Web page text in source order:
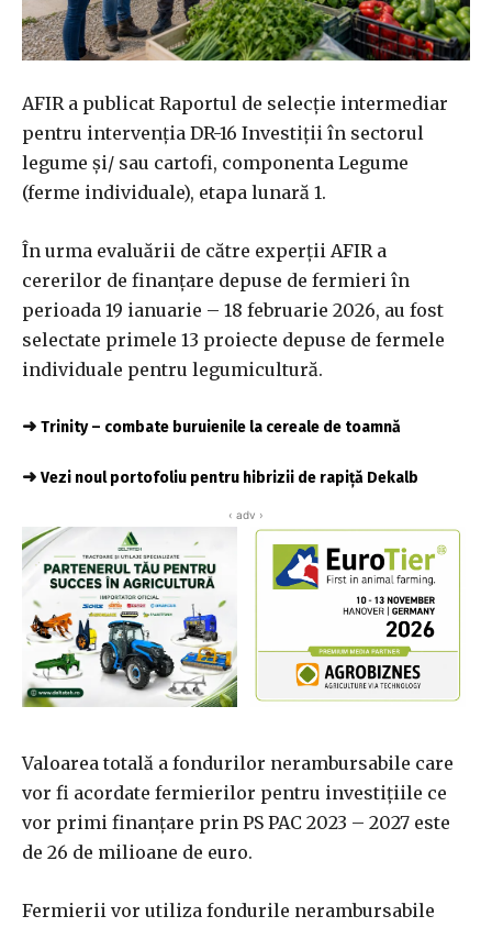
AFIR a publicat Raportul de selecție intermediar
pentru intervenția DR-16 Investiții în sectorul
legume și/ sau cartofi, componenta Legume
(ferme individuale), etapa lunară 1.
În urma evaluării de către experții AFIR a
cererilor de finanțare depuse de fermieri în
perioada 19 ianuarie – 18 februarie 2026, au fost
selectate primele 13 proiecte depuse de fermele
individuale pentru legumicultură.
➜ Trinity – combate buruienile la cereale de toamnă
➜ Vezi noul portofoliu pentru hibrizii de rapiță Dekalb
‹ adv ›
Valoarea totală a fondurilor nerambursabile care
vor fi acordate fermierilor pentru investițiile ce
vor primi finanțare prin PS PAC 2023 – 2027 este
de 26 de milioane de euro.
Fermierii vor utiliza fondurile nerambursabile